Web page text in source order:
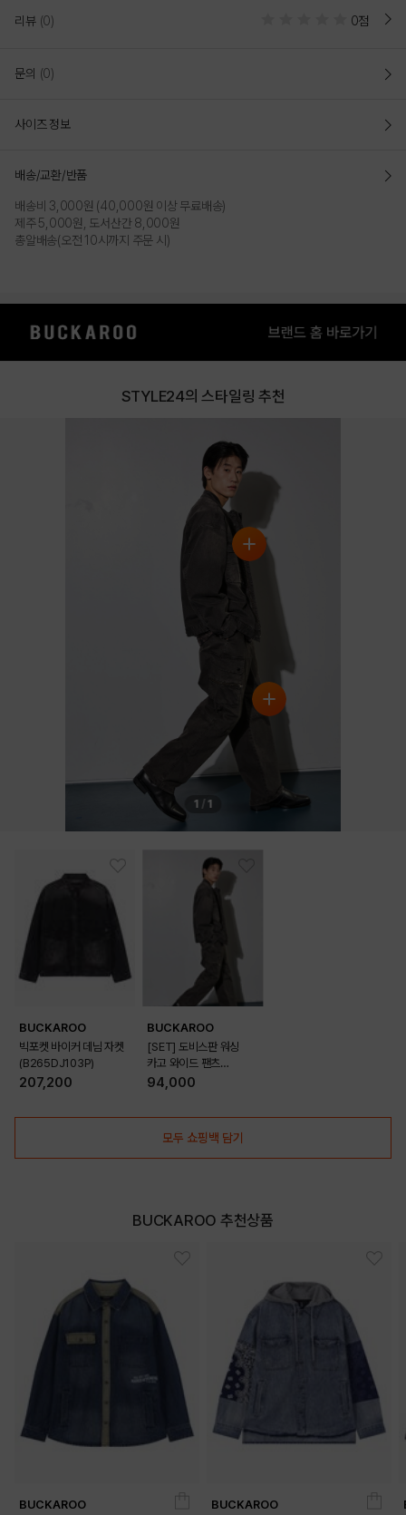
DETAILS
리뷰 (0) 0점
문의 (0)
사이즈 정보
배송/교환/반품
배송비 3,000원 (40,000원 이상 무료배송)
제주 5,000원, 도서산간 8,000원
총알배송(오전 10시까지 주문 시)
STYLE24의 스타일링 추천
1 / 1
BUCKAROO
빅포켓 바이커 데님 자켓
(B265DJ103P)
207,200
BUCKAROO
[SET] 도비스판 워싱
카고 와이드 팬츠
(B253PT203P)
94,000
모두 쇼핑백 담기
BUCKAROO 추천상품
BUCKAROO
BUCKAROO